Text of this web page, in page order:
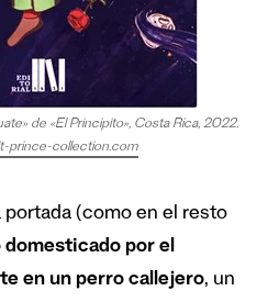
de «El Principito», Costa Rica, 2022.
prince-collection.com
portada (como en el resto
domesticado por el
en un perro callejero, un